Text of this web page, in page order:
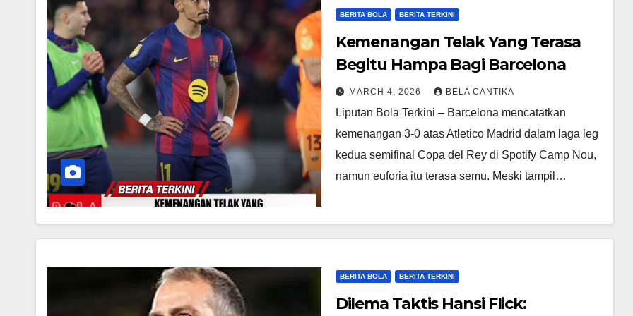
BERITA BOLA BERITA TERKINI
Kemenangan Telak Yang Terasa
Begitu Hampa Bagi Barcelona
MARCH 4, 2026 BELA CANTIKA
Liputan Bola Terkini – Barcelona mencatatkan
kemenangan 3-0 atas Atletico Madrid dalam laga leg
kedua semifinal Copa del Rey di Spotify Camp Nou,
namun euforia itu terasa semu. Meski tampil…
BERITA BOLA BERITA TERKINI
Dilema Taktis Hansi Flick: